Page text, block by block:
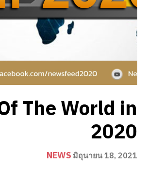
The World in
2020
NEWS มิถุนายน 18, 2021